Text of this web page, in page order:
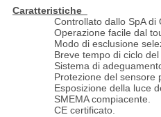
Caratteristiche
Controllato dallo SpA di
Operazione facile dal
Modo di esclusione
Breve tempo di ciclo del
Sistema di
Protezione del sensore
Esposizione della luce
SMEMA compiacente.
CE certificato.